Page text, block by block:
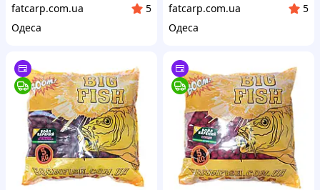
fatcarp.com.ua
5
Одеса
fatcarp.com.ua
5
Одеса